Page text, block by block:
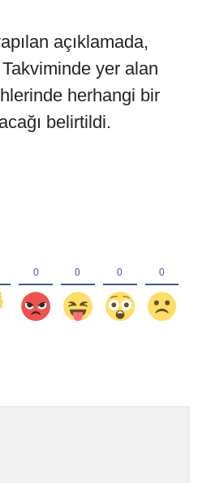
açıklamada,
yer alan
herhangi bir
belirtildi.